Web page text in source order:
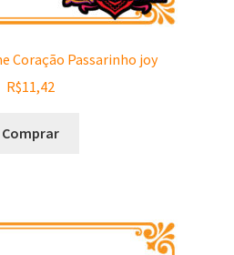
Coração Passarinho joy
R$11,42
Comprar